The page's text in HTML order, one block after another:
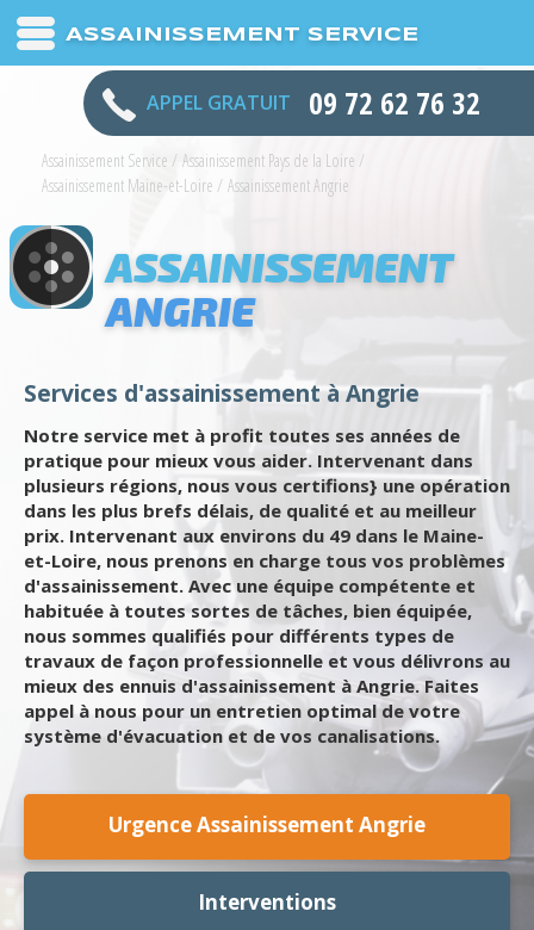
ASSAINISSEMENT SERVICE
APPEL GRATUIT 09 72 62 76 32
Assainissement Service / Assainissement Pays de la Loire /
Assainissement Maine-et-Loire / Assainissement Angrie
ASSAINISSEMENT
ANGRIE
Services d'assainissement à Angrie
Notre service met à profit toutes ses années de
pratique pour mieux vous aider. Intervenant dans
plusieurs régions, nous vous certifions} une opération
dans les plus brefs délais, de qualité et au meilleur
prix. Intervenant aux environs du 49 dans le Maine-
et-Loire, nous prenons en charge tous vos problèmes
d'assainissement. Avec une équipe compétente et
habituée à toutes sortes de tâches, bien équipée,
nous sommes qualifiés pour différents types de
travaux de façon professionnelle et vous délivrons au
mieux des ennuis d'assainissement à Angrie. Faites
appel à nous pour un entretien optimal de votre
système d'évacuation et de vos canalisations.
Urgence Assainissement Angrie
Interventions